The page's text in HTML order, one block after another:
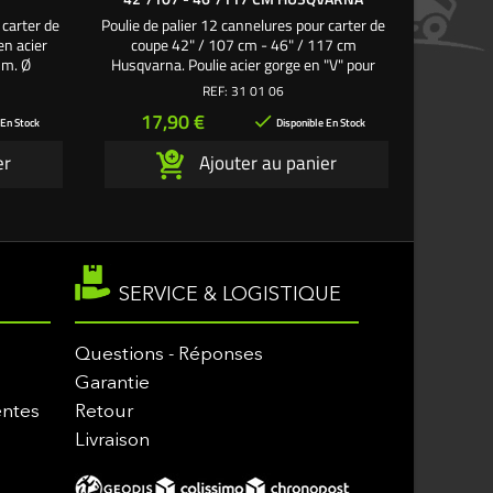
de
acier
Ø
Cut
Stock
Poulie de palier 12 cannelures pour carter de
coupe 42" / 107 cm - 46" / 117 cm
Husqvarna. Poulie acier gorge en "V" pour
courroie type 4L - 4H. Ø intérieur : 15.8 mm.
gorge : 27 mm. Pièce de
Loisirs - Jonsered - Vert Loisirs -
Bestgreen - Rally - Roper - Handy
REF: 31 01 06
Prix
17,90 €  Disponible En Stock
Ajouter au panier
Poulie
clavette
SERVICE & LOGISTIQUE
Questions - Réponses
Garantie
Retour
Livraison